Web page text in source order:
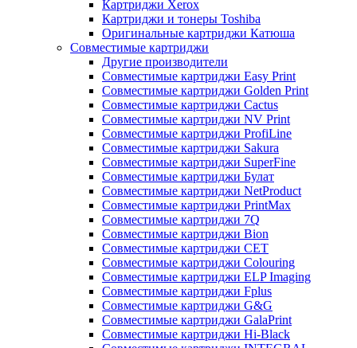
Картриджи Xerox
Картриджи и тонеры Toshiba
Оригинальные картриджи Катюша
Совместимые картриджи
Другие производители
Совместимые картриджи Easy Print
Совместимые картриджи Golden Print
Совместимые картриджи Cactus
Совместимые картриджи NV Print
Совместимые картриджи ProfiLine
Совместимые картриджи Sakura
Совместимые картриджи SuperFine
Совместимые картриджи Булат
Совместимые картриджи NetProduct
Совместимые картриджи PrintMax
Совместимые картриджи 7Q
Совместимые картриджи Bion
Совместимые картриджи CET
Совместимые картриджи Colouring
Совместимые картриджи ELP Imaging
Совместимые картриджи Fplus
Совместимые картриджи G&G
Совместимые картриджи GalaPrint
Совместимые картриджи Hi-Black